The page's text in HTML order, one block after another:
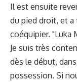
Il est ensuite
du pied droit, et a
coéquipier. "Luka
Je suis très
dès le début,
possession. Si